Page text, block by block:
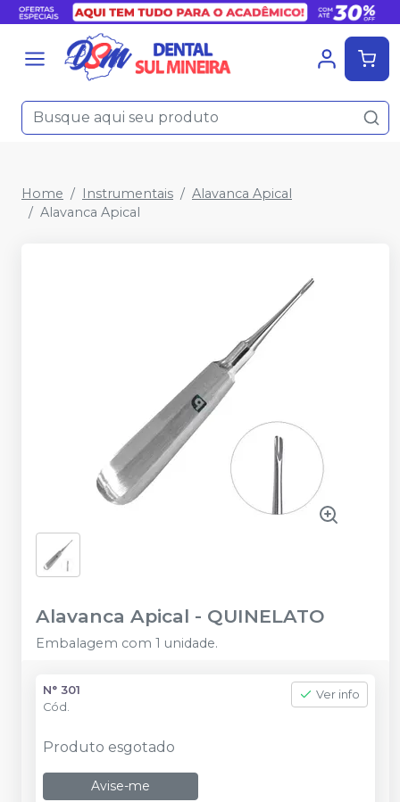
Home Instrumentais
Alavanca Apical
Alavanca Apical
Alavanca Apical - QUINELATO
Embalagem com 1 unidade.
N° 301
Cód.
Ver info
Produto esgotado
Avise-me